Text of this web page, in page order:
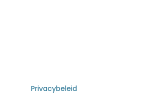
Privacybeleid